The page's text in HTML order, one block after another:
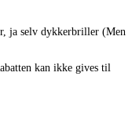
ja selv dykkerbriller (Men
kan ikke gives til